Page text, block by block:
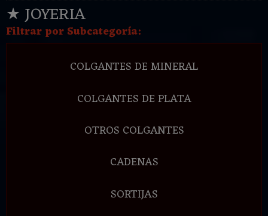
★ JOYERIA
Filtrar por Subcategoría:
COLGANTES DE MINERAL
COLGANTES DE PLATA
OTROS COLGANTES
CADENAS
SORTIJAS